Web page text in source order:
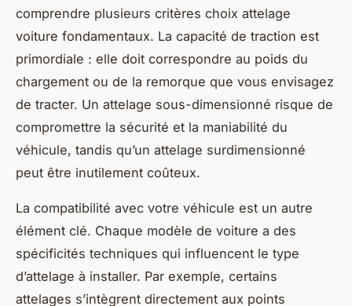
comprendre plusieurs critères choix attelage
voiture fondamentaux. La capacité de traction est
primordiale : elle doit correspondre au poids du
chargement ou de la remorque que vous envisagez
de tracter. Un attelage sous-dimensionné risque de
compromettre la sécurité et la maniabilité du
véhicule, tandis qu’un attelage surdimensionné
peut être inutilement coûteux.
La compatibilité avec votre véhicule est un autre
élément clé. Chaque modèle de voiture a des
spécificités techniques qui influencent le type
d’attelage à installer. Par exemple, certains
attelages s’intègrent directement aux points